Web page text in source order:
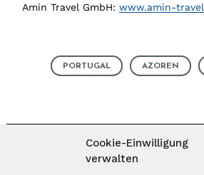
Cookie-Einwilligung
verwalten
Amin Travel GmbH: www.amin-
PORTUGAL AZOREN